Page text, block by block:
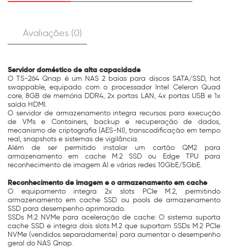
Avaliações (0)
Servidor doméstico de alta capacidade
O TS-264 Qnap é um NAS 2 baias para discos SATA/SSD, hot
swappable, equipado com o processador Intel Celeron Quad
core, 8GB de memória DDR4, 2x portas LAN, 4x portas USB e 1x
saída HDMI.
O servidor de armazenamento integra recursos para execução
de VMs e Containers, backup e recuperação de dados,
mecanismo de criptografia (AES-NI), transcodificação em tempo
real, snapshots e sistemas de vigilância.
Além de ser permitido instalar um cartão QM2 para
armazenamento em cache M.2 SSD ou Edge TPU para
reconhecimento de imagem AI e várias redes 10GbE/5GbE.
Reconhecimento de imagem e o armazenamento em cache
O equipamento integra 2x slots PCIe M.2, permitindo
armazenamento em cache SSD ou pools de armazenamento
SSD para desempenho aprimorado.
SSDs M.2 NVMe para aceleração de cache: O sistema suporta
cache SSD e integra dois slots M.2 que suportam SSDs M.2 PCIe
NVMe (vendidos separadamente) para aumentar o desempenho
geral do NAS Qnap.